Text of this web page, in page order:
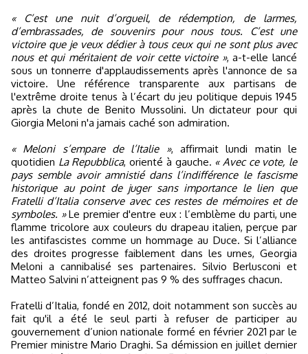
« C’est une nuit d’orgueil, de rédemption, de larmes,
d’embrassades, de souvenirs pour nous tous. C’est une
victoire que je veux dédier à tous ceux qui ne sont plus avec
nous et qui méritaient de voir cette victoire », a-t-elle lancé
sous un tonnerre d'applaudissements après l'annonce de sa
victoire. Une référence transparente aux partisans de
l'extrême droite tenus à l’écart du jeu politique depuis 1945
après la chute de Benito Mussolini. Un dictateur pour qui
Giorgia Meloni n'a jamais caché son admiration.
« Meloni s’empare de l’Italie », affirmait lundi matin le
quotidien La Repubblica, orienté à gauche. « Avec ce vote, le
pays semble avoir amnistié dans l’indifférence le fascisme
historique au point de juger sans importance le lien que
Fratelli d’Italia conserve avec ces restes de mémoires et de
symboles. »Le premier d'entre eux : l’emblème du parti, une
flamme tricolore aux couleurs du drapeau italien, perçue par
les antifascistes comme un hommage au Duce. Si l’alliance
des droites progresse faiblement dans les urnes, Georgia
Meloni a cannibalisé ses partenaires. Silvio Berlusconi et
Matteo Salvini n’atteignent pas 9 % des suffrages chacun.
Fratelli d’Italia, fondé en 2012, doit notamment son succès au
fait qu'il a été le seul parti à refuser de participer au
gouvernement d’union nationale formé en février 2021 par le
Premier ministre Mario Draghi. Sa démission en juillet dernier